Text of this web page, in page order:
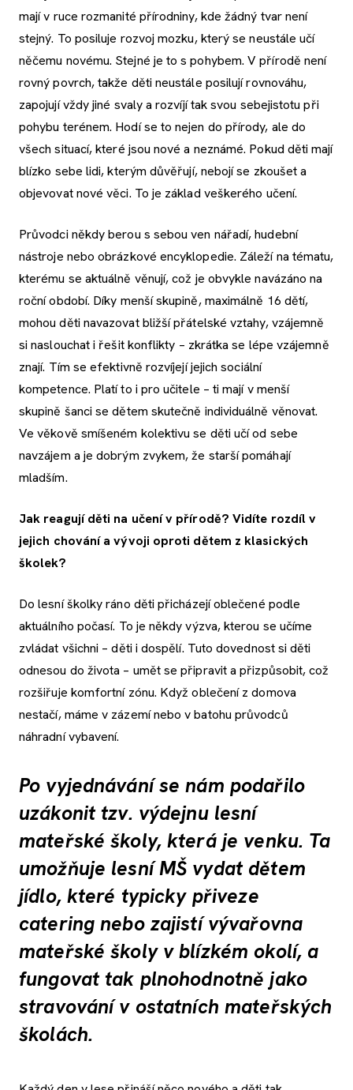
mají v ruce rozmanité přírodniny, kde žádný tvar není
stejný. To posiluje rozvoj mozku, který se neustále učí
něčemu novému. Stejné je to s pohybem. V přírodě není
rovný povrch, takže děti neustále posilují rovnováhu,
zapojují vždy jiné svaly a rozvíjí tak svou sebejistotu při
pohybu terénem. Hodí se to nejen do přírody, ale do
všech situací, které jsou nové a neznámé. Pokud děti mají
blízko sebe lidi, kterým důvěřují, nebojí se zkoušet a
objevovat nové věci. To je základ veškerého učení.
Průvodci někdy berou s sebou ven nářadí, hudební
nástroje nebo obrázkové encyklopedie. Záleží na tématu,
kterému se aktuálně věnují, což je obvykle navázáno na
roční období. Díky menší skupině, maximálně 16 dětí,
mohou děti navazovat bližší přátelské vztahy, vzájemně
si naslouchat i řešit konflikty – zkrátka se lépe vzájemně
znají. Tím se efektivně rozvíjejí jejich sociální
kompetence. Platí to i pro učitele – ti mají v menší
skupině šanci se dětem skutečně individuálně věnovat.
Ve věkově smíšeném kolektivu se děti učí od sebe
navzájem a je dobrým zvykem, že starší pomáhají
mladším.
Jak reagují děti na učení v přírodě? Vidíte rozdíl v
jejich chování a vývoji oproti dětem z klasických
školek?
Do lesní školky ráno děti přicházejí oblečené podle
aktuálního počasí. To je někdy výzva, kterou se učíme
zvládat všichni – děti i dospělí. Tuto dovednost si děti
odnesou do života – umět se připravit a přizpůsobit, což
rozšiřuje komfortní zónu. Když oblečení z domova
nestačí, máme v zázemí nebo v batohu průvodců
náhradní vybavení.
Po vyjednávání se nám podařilo
uzákonit tzv. výdejnu lesní
mateřské školy, která je venku. Ta
umožňuje lesní MŠ vydat dětem
jídlo, které typicky přiveze
catering nebo zajistí vývařovna
mateřské školy v blízkém okolí, a
fungovat tak plnohodnotně jako
stravování v ostatních mateřských
školách.